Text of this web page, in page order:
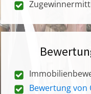
Bewertung von